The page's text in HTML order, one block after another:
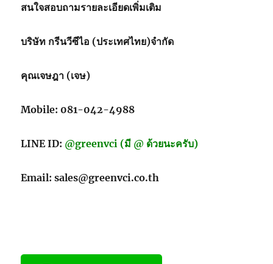
สนใจสอบถามรายละเอียดเพิ่มเติม
บริษัท กรีนวีซีไอ (ประเทศไทย)จำกัด
คุณเจษฎา (เจษ)
Mobile: 081-042-4988
LINE ID: @greenvci (มี @ ด้วยนะครับ)
Email: sales@greenvci.co.th